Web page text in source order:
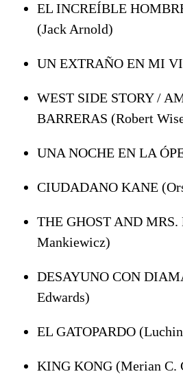
EL INCREÍBLE
(Jack Arnold)
UN EXTRAÑO EN MI
WEST SIDE STORY /
BARRERAS (Robert
UNA NOCHE EN LA
CIUDADANO KANE
THE GHOST AND MRS.
Mankiewicz)
DESAYUNO CON
Edwards)
EL GATOPARDO
KING KONG (Merian C.